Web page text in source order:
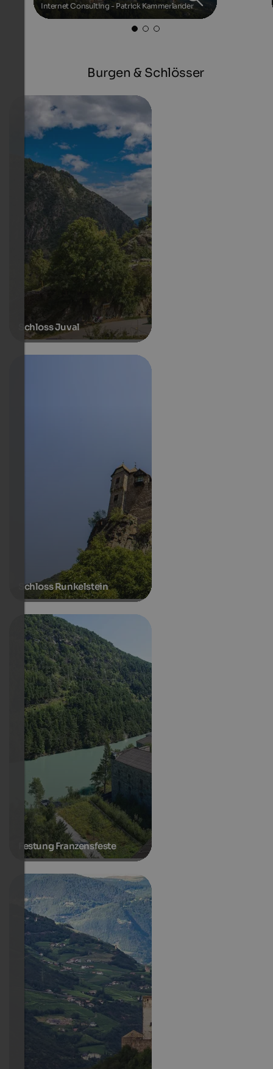
Internet Consulting - Patrick Kammerlander
Burgen & Schlösser
Schloss Juval
Schloss Runkelstein
Festung Franzensfeste